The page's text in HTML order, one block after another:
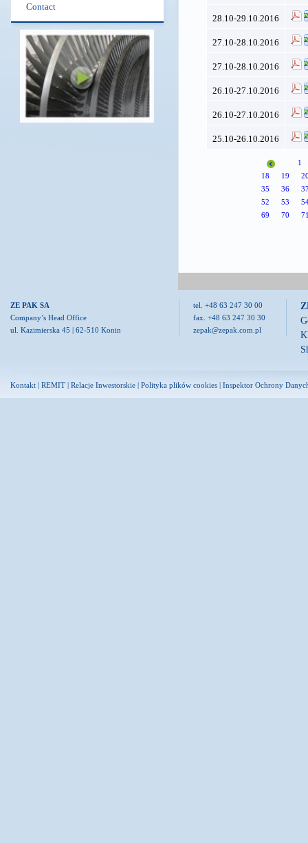
Contact
28.10-29.10.2016
27.10-28.10.2016
27.10-28.10.2016
26.10-27.10.2016
26.10-27.10.2016
25.10-26.10.2016
1
18
19
35
36
52
53
69
70
ZE PAK SA
Company’s Head Office
ul. Kazimierska 45 | 62-510 Konin
tel. +48 63 247 30 00
fax. +48 63 247 30 30
zepak@zepak.com.pl
Kontakt | REMIT | Relacje Inwestorskie | Polityka plików cookies | Inspektor Ochrony